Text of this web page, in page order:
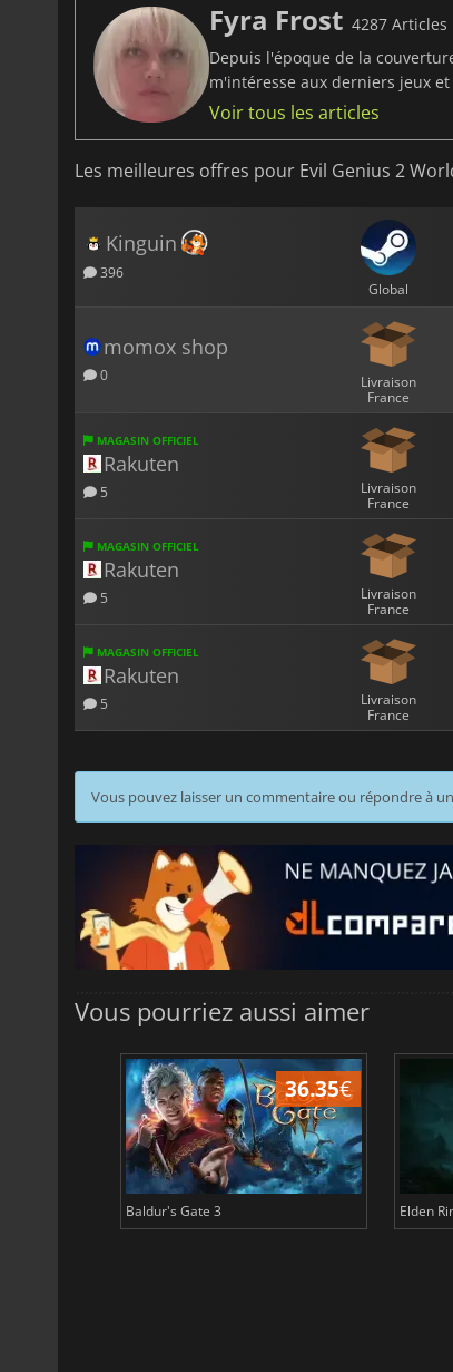
Fyra Frost 4287 Articles
Depuis l'époque de la
m'intéresse aux derniers jeux
Voir tous les articles
Les meilleures offres pour Evil Genius 2
Kinguin
396
Global
momox shop
0
Livraison
France
MAGASIN OFFICIEL
Rakuten
5
Livraison
France
MAGASIN OFFICIEL
Rakuten
5
Livraison
France
MAGASIN OFFICIEL
Rakuten
5
Livraison
France
Vous pouvez laisser un commentaire ou répondre à
Vous pourriez aussi aimer
36.35€
Baldur's Gate 3 Elden